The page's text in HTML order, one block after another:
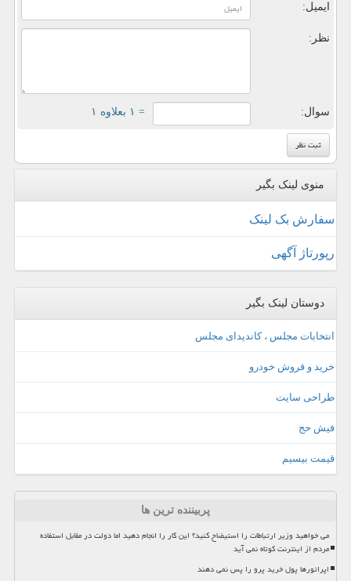
ایمیل:
نظر:
سوال: = ۱ بعلاوه ۱
منوی لینک بگیر
سفارش بک لینک
رپورتاژ آگهی
دوستان لینک بگیر
انتخابات مجلس ، کاندیدای مجلس
خرید و فروش خودرو
طراحی سایت
فیش حج
قیمت بیسیم
پربیننده ترین ها
می خواهید وزیر ارتباطات را استیضاح کنید؟ این کار را انجام دهید اما دولت در مقابل استفاده
مردم از اینترنت کوتاه نمی آید
اپراتورها پول خرید پرو را پس نمی دهند